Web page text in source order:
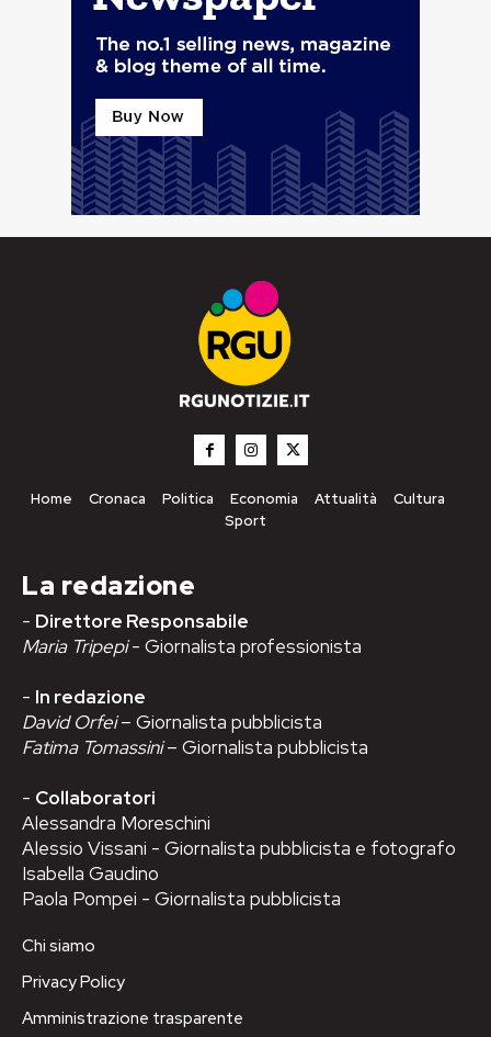
Home Cronaca Politica Economia Attualità
Cultura
Sport
La redazione
- Direttore Responsabile
Maria Tripepi- Giornalista professionista
- In redazione
David Orfei– Giornalista pubblicista
Fatima Tomassini– Giornalista pubblicista
- Collaboratori
Alessandra Moreschini
Alessio Vissani - Giornalista pubblicista e fotografo
Isabella Gaudino
Paola Pompei - Giornalista pubblicista
Chi siamo
Privacy Policy
Amministrazione trasparente